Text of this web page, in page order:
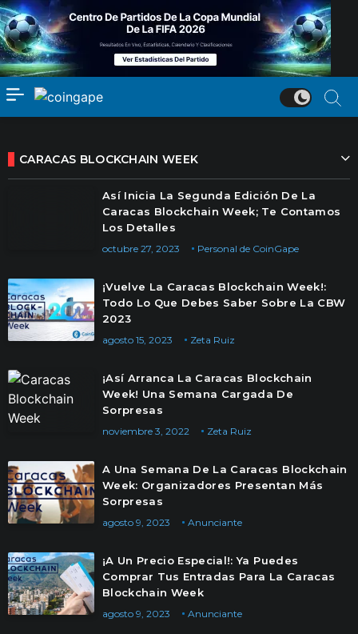
CARACAS BLOCKCHAIN WEEK
Así Inicia La Segunda Edición De La
Caracas Blockchain Week; Te Contamos
Los Detalles
Personal de CoinGape
octubre 27, 2023
¡Vuelve La Caracas Blockchain Week!:
Todo Lo Que Debes Saber Sobre La CBW
2023
Zeta Ruiz
agosto 15, 2023
¡Así Arranca La Caracas Blockchain
Week! Una Semana Cargada De
Sorpresas
Zeta Ruiz
noviembre 3, 2022
A Una Semana De La Caracas Blockchain
Week: Organizadores Presentan Más
Sorpresas
Anunciante
agosto 9, 2023
¡A Un Precio Especial!: Ya Puedes
Comprar Tus Entradas Para La Caracas
Blockchain Week
Anunciante
agosto 9, 2023